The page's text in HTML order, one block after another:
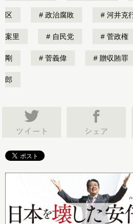
区 政治腐敗 河井克
案里 自民党 菅政権
剛 菅義偉 贈収賄罪
郎